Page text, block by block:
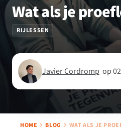
Wat als je
RIJLESSEN
Javier Cordromp op
HOME BLOG WAT ALS JE